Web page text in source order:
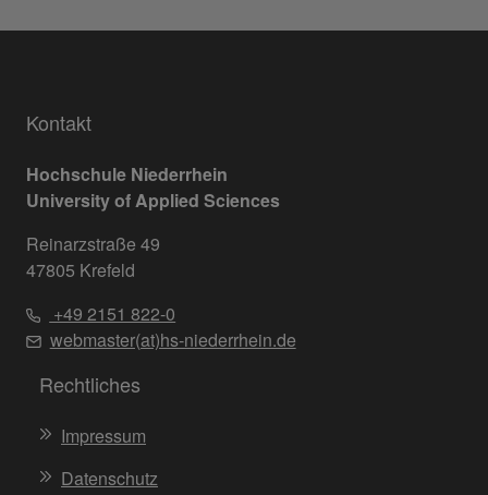
Kontakt
Hochschule Niederrhein
University of Applied Sciences
Reinarzstraße 49
47805 Krefeld
+49 2151 822-0
webmaster(at)hs-niederrhein.de
Rechtliches
Impressum
Datenschutz